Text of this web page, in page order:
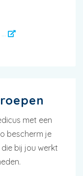
met een
bescherm je
bij jou werkt